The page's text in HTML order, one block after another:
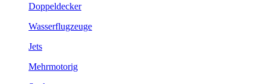
Doppeldecker
Wasserflugzeuge
Jets
Mehrmotorig